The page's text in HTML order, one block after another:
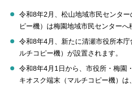
令和8年2月、松山地域市民センタ
ピー機）は梅園地域市民センターへ
令和8年4月、新たに清瀬市役所本
ルチコピー機）が設置されます。
令和8年4月1日から、市役所・梅園
キオスク端末（マルチコピー機）は